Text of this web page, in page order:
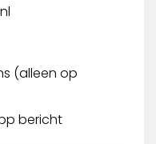
(alleen op
bericht